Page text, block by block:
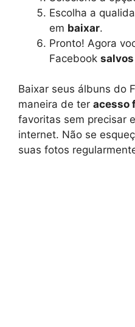
Escolha a
em baixar.
Pronto! Agora
Facebook salvos
Baixar seus álbuns do
maneira de ter acesso
favoritas sem precisar
internet. Não se
suas fotos